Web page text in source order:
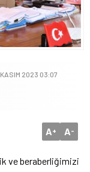
2023 03:07
A+ A-
ve beraberliğimizi